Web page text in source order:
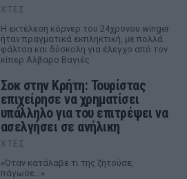
ΧΤΕΣ
Η εκτέλεση κόρνερ του 24χρονου winger
ήταν πραγματικά εκπληκτική, με πολλά
φάλτσα και δύσκολη για έλεγχο από τον
κίπερ Αλβαρο Βαγιές
Σοκ στην Κρήτη: Τουρίστας
επιχείρησε να χρηματίσει
υπάλληλο για του επιτρέψει να
ασελγήσει σε ανήλικη
ΧΤΕΣ
«Όταν κατάλαβε τι της ζητούσε,
πάγωσε...»